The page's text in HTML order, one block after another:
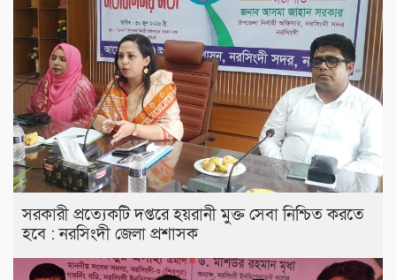
সরকারী প্রত্যেকটি দপ্তরে হয়রানী মুক্ত সেবা নিশ্চিত করতে
হবে : নরসিংদী জেলা প্রশাসক